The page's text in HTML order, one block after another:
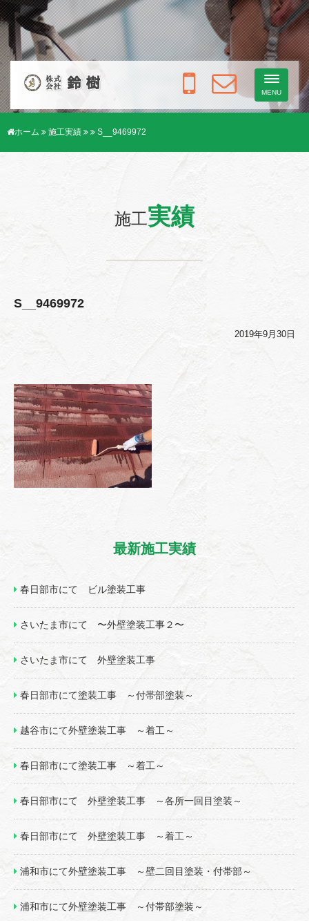
Toggle
MENU
ホーム 施工実績 S__9469972
施工実績
S__9469972
2019年9月30日
最新施工実績
春日部市にて ビル塗装工事
さいたま市にて 〜外壁塗装工事２〜
さいたま市にて 外壁塗装工事
春日部市にて塗装工事 ～付帯部塗装～
越谷市にて外壁塗装工事 ～着工～
春日部市にて塗装工事 ～着工～
春日部市にて 外壁塗装工事 ～各所一回目塗装～
春日部市にて 外壁塗装工事 ～着工～
浦和市にて外壁塗装工事 ～壁二回目塗装・付帯部～
浦和市にて外壁塗装工事 ～付帯部塗装～